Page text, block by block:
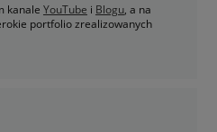
kanale YouTube i Blogu, a na
portfolio zrealizowanych